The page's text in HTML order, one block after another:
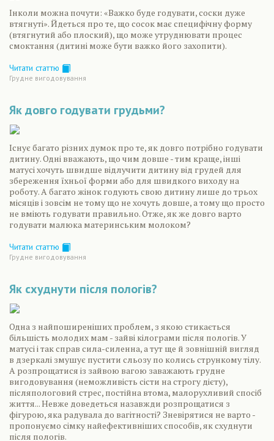
Інколи можна почути: «Важко буде годувати, соски дуже
втягнуті». Йдеться про те, що сосок має специфічну форму
(втягнутий або плоский), що може утруднювати процес
смоктання (дитині може бути важко його захопити).
Читати статтю
Грудне вигодовування
Як довго годувати грудьми?
Існує багато різних думок про те, як довго потрібно годувати
дитину. Одні вважають, що чим довше - тим краще, інші
матусі хочуть швидше відлучити дитину від грудей для
збереження їхньої форми або для швидкого виходу на
роботу. А багато жінок годують свою дитину лише до трьох
місяців і зовсім не тому що не хочуть довше, а тому що просто
не вміють годувати правильно. Отже, як же довго варто
годувати малюка материнським молоком?
Читати статтю
Грудне вигодовування
Як схуднути після пологів?
Одна з найпоширеніших проблем, з якою стикається
більшість молодих мам - зайві кілограми після пологів. У
матусі і так справ сила-силенна, а тут ще й зовнішній вигляд
в дзеркалі змушує пустити сльозу по колись стрункому тілу.
А розпрощатися із зайвою вагою заважають грудне
вигодовування (неможливість сісти на строгу дієту),
післяпологовий стрес, постійна втома, малорухливий спосіб
життя... Невже доведеться назавжди розпрощатися з
фігурою, яка радувала до вагітності? Зневірятися не варто -
пропонуємо сімку найефективніших способів, як схуднути
після пологів.